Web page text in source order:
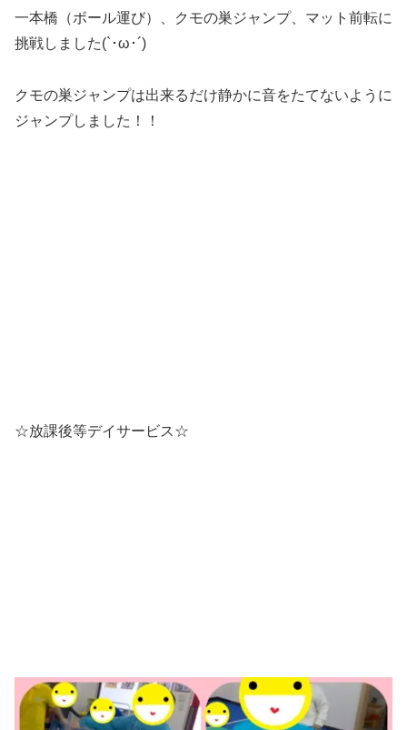
一本橋（ボール運び）、クモの巣ジャンプ、マット前転に
挑戦しました(`･ω･´)
クモの巣ジャンプは出来るだけ静かに音をたてないように
ジャンプしました！！
☆放課後等デイサービス☆